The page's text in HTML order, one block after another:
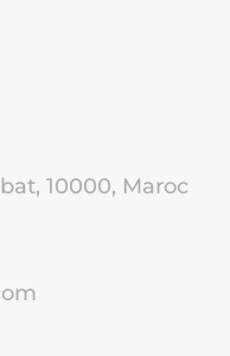
10000, Maroc